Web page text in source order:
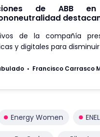
de ABB
destacan
de la compañía
y digitales para
Francisco Carrasco
Energy Women ENEL